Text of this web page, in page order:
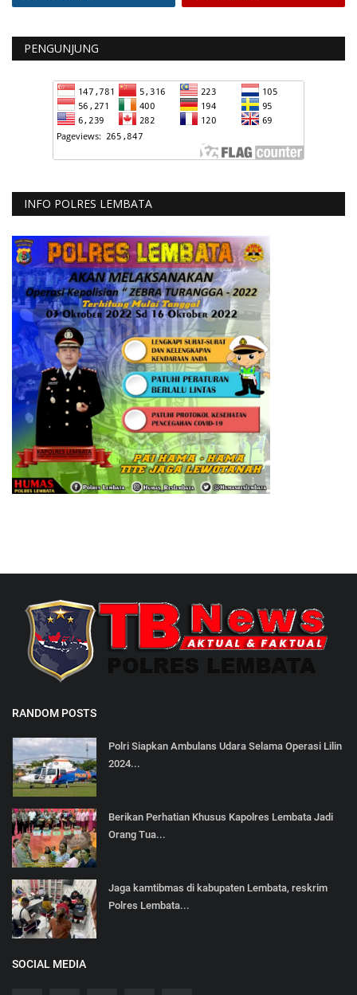
PENGUNJUNG
INFO POLRES LEMBATA
RANDOM POSTS
Polri Siapkan Ambulans Udara Selama Operasi Lilin
2024...
Berikan Perhatian Khusus Kapolres Lembata Jadi
Orang Tua...
Jaga kamtibmas di kabupaten Lembata, reskrim
Polres Lembata...
SOCIAL MEDIA